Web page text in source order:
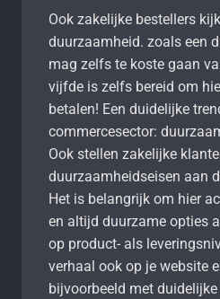
Ook zakelijke bestellers
duurzaamheid. zoals een
mag zelfs te koste gaan
vijfde is zelfs bereid om
betalen! Een duidelijke
commercesector:
Ook stellen zakelijke
duurzaamheidseisen aan
Het is belangrijk om hier
en altijd duurzame opties
op product- als
verhaal ook op je website
bijvoorbeeld met duidelijke